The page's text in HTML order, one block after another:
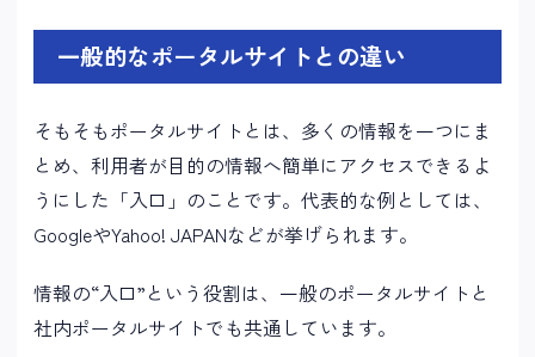
一般的なポータルサイトとの違い
そもそもポータルサイトとは、多くの情報を一つにま
とめ、利用者が目的の情報へ簡単にアクセスできるよ
うにした「入口」のことです。代表的な例としては、
GoogleやYahoo! JAPANなどが挙げられます。
情報の“入口”という役割は、一般のポータルサイトと
社内ポータルサイトでも共通しています。